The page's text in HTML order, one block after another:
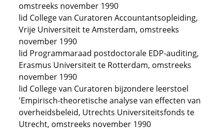
omstreeks november 1990
lid College van Curatoren Accountantsopleiding,
Vrije Universiteit te Amsterdam, omstreeks
november 1990
lid Programmaraad postdoctorale EDP-auditing,
Erasmus Universiteit te Rotterdam, omstreeks
november 1990
lid College van Curatoren bijzondere leerstoel
'Empirisch-theoretische analyse van effecten van
overheidsbeleid, Utrechts Universiteitsfonds te
Utrecht, omstreeks november 1990